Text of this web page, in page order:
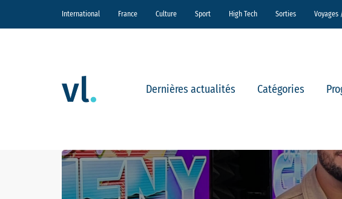
International France Culture Sport High Tech Sorties
Dernières actualités Catégories